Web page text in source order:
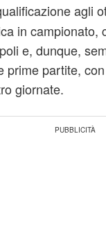
agli
in campionato,
e, dunque,
prime partite,
giornate.